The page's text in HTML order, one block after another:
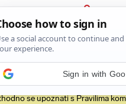
PRIJAVA
152
obavijest:
korisnik koji želi komentirati
se upoznati s Pravilima
Sign in with